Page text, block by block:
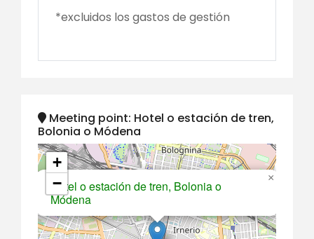
*excluidos los gastos de gestión
Meeting point: Hotel o estación de tren,
Bolonia o Módena
Hotel o estación de tren, Bolonia o
Módena
×
+
−